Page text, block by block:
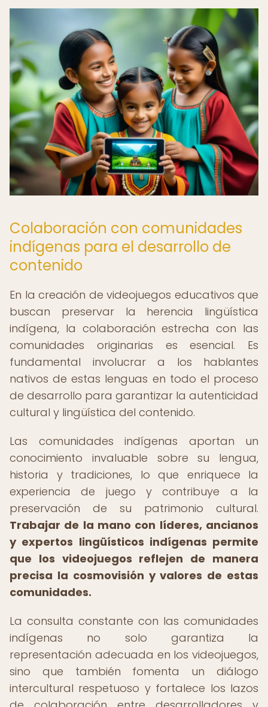
Colaboración con comunidades
indígenas para el desarrollo de
contenido
En la creación de videojuegos educativos que
buscan preservar la herencia lingüística
indígena, la colaboración estrecha con las
comunidades originarias es esencial. Es
fundamental involucrar a los hablantes
nativos de estas lenguas en todo el proceso
de desarrollo para garantizar la autenticidad
cultural y lingüística del contenido.
Las comunidades indígenas aportan un
conocimiento invaluable sobre su lengua,
historia y tradiciones, lo que enriquece la
experiencia de juego y contribuye a la
preservación de su patrimonio cultural.
Trabajar de la mano con líderes, ancianos
y expertos lingüísticos indígenas permite
que los videojuegos reflejen de manera
precisa la cosmovisión y valores de estas
comunidades.
La consulta constante con las comunidades
indígenas no solo garantiza la
representación adecuada en los videojuegos,
sino que también fomenta un diálogo
intercultural respetuoso y fortalece los lazos